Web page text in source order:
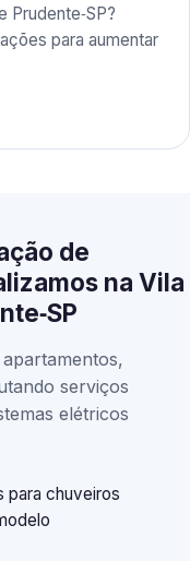
Prudente‑SP?
para aumentar
de
na Vila
serviços
elétricos
para chuveiros